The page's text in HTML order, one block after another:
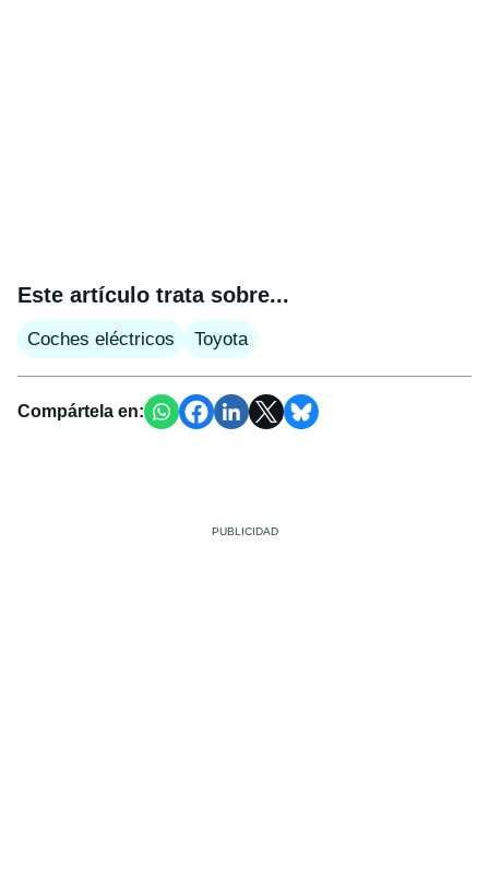
Este artículo trata sobre...
Coches eléctricos Toyota
Compártela en: